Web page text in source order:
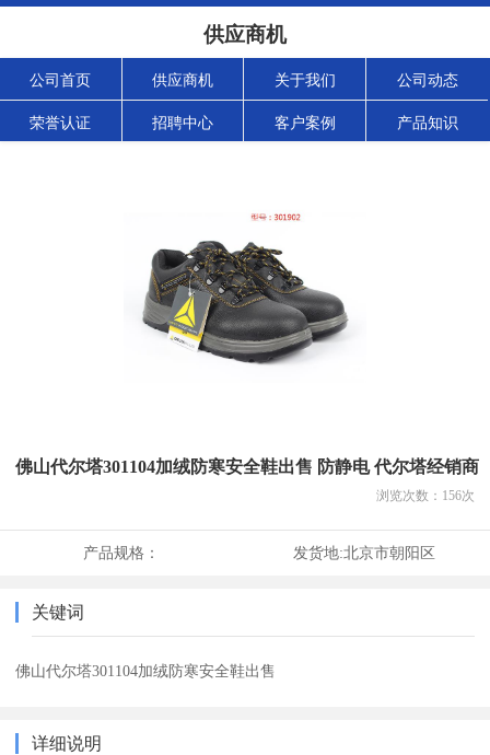
供应商机
公司首页 供应商机 关于我们 公司动态
荣誉认证 招聘中心 客户案例 产品知识
佛山代尔塔301104加绒防寒安全鞋出售 防静电 代尔塔经销商
浏览次数： 156次
产品规格： 发货地:北京市朝阳区
关键词
佛山代尔塔301104加绒防寒安全鞋出售
详细说明